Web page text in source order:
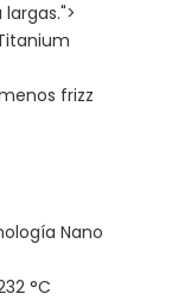
frizz
Nano
°C